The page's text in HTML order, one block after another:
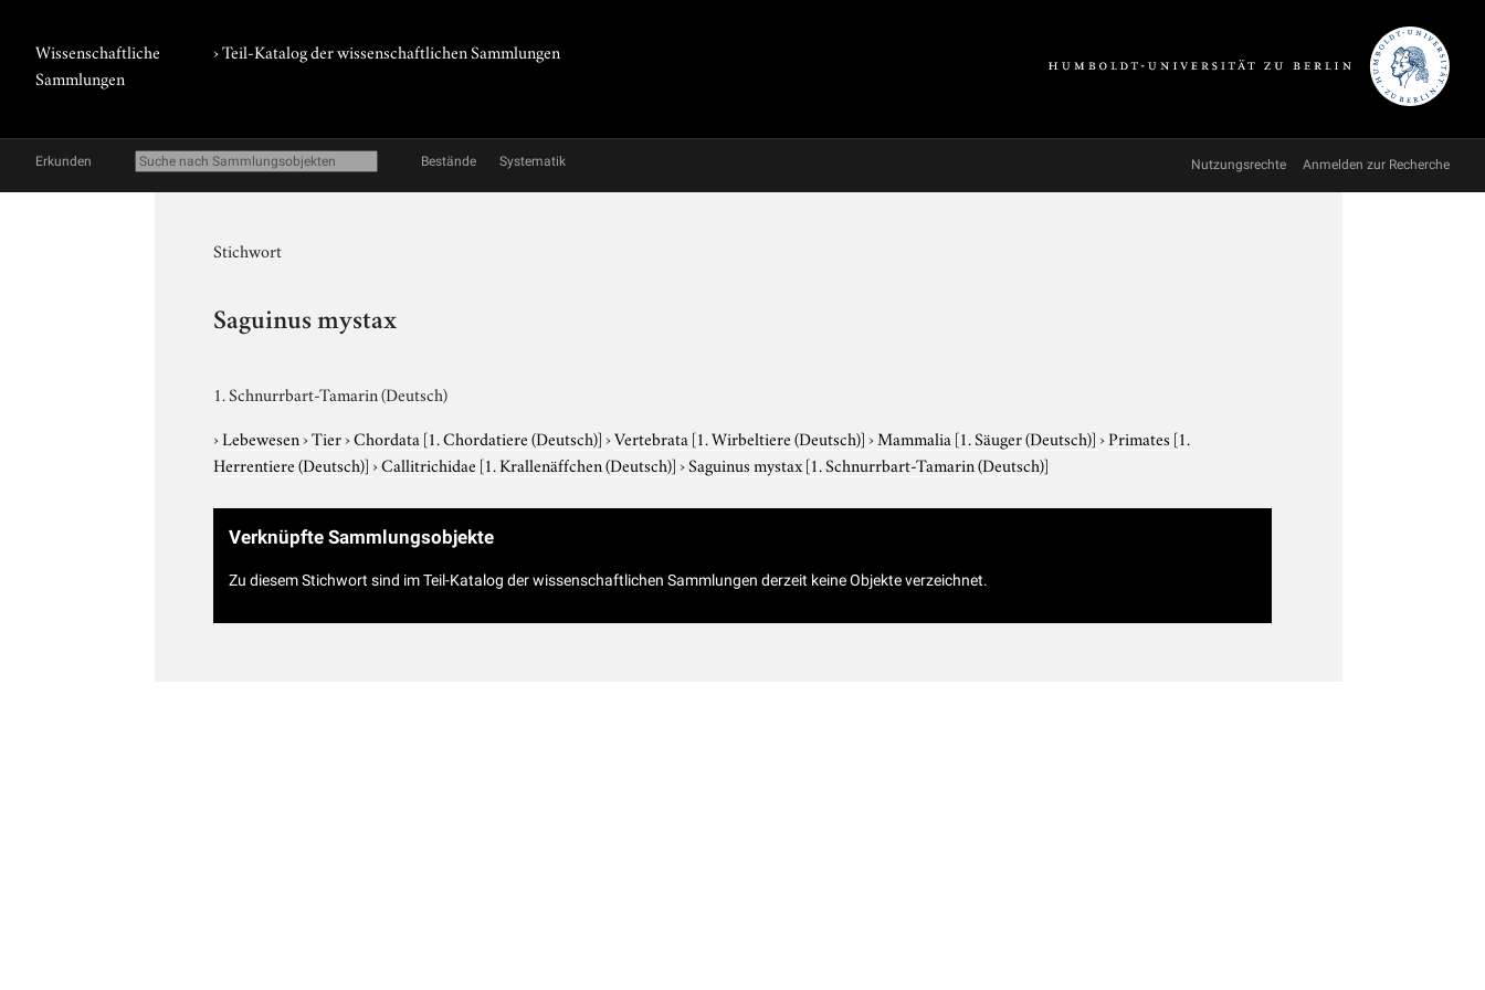
Wissenschaftliche
Sammlungen
› Teil-Katalog der wissenschaftlichen Sammlungen
Erkunden Bestände Systematik Nutzungsrechte Anmelden zur Recherche
Stichwort
Saguinus mystax
1. Schnurrbart-Tamarin (Deutsch)
›Lebewesen›Tier›Chordata [1. Chordatiere (Deutsch)]›Vertebrata [1. Wirbeltiere (Deutsch)]›Mammalia [1. Säuger (Deutsch)]›Primates [1.
Herrentiere (Deutsch)]›Callitrichidae [1. Krallenäffchen (Deutsch)]›Saguinus mystax[1. Schnurrbart-Tamarin (Deutsch)]
Verknüpfte Sammlungsobjekte
Zu diesem Stichwort sind im Teil-Katalog der wissenschaftlichen Sammlungen derzeit keine Objekte verzeichnet.